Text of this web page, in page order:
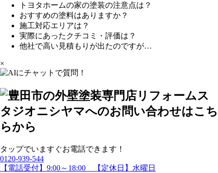
トヨタホームの家の塗装の注意点は？
おすすめの塗料はありますか？
施工対応エリアは？
実際にあったクチコミ・評価は？
他社で高い見積もりが出たのですが…
×
タップでいますぐお電話できます！
0120-939-544
【電話受付】9:00～18:00 【定休日】水曜日